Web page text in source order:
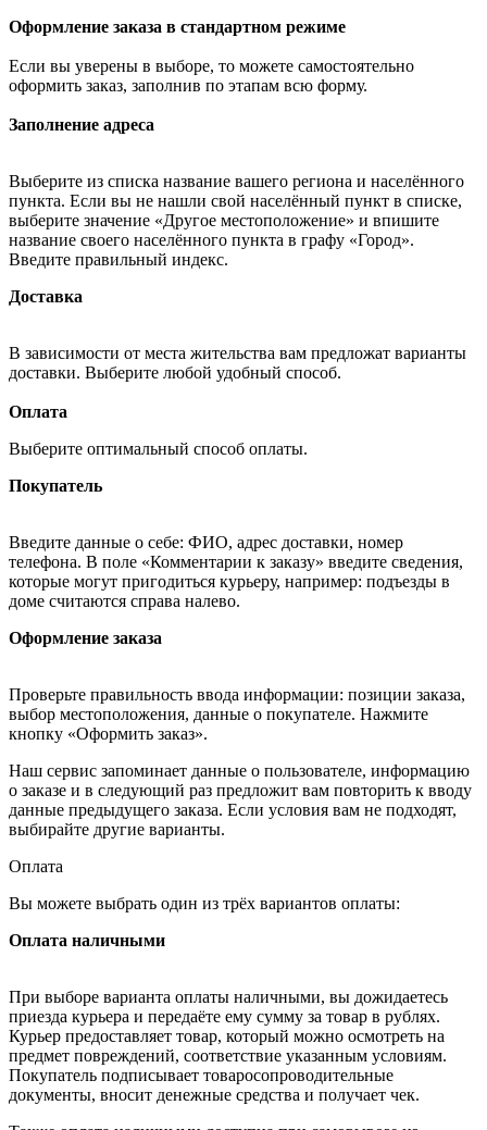
Оформление заказа в стандартном режиме
Если вы уверены в выборе, то можете самостоятельно
оформить заказ, заполнив по этапам всю форму.
Заполнение адреса
Выберите из списка название вашего региона и населённого
пункта. Если вы не нашли свой населённый пункт в списке,
выберите значение «Другое местоположение» и впишите
название своего населённого пункта в графу «Город».
Введите правильный индекс.
Доставка
В зависимости от места жительства вам предложат варианты
доставки. Выберите любой удобный способ.
Оплата
Выберите оптимальный способ оплаты.
Покупатель
Введите данные о себе: ФИО, адрес доставки, номер
телефона. В поле «Комментарии к заказу» введите сведения,
которые могут пригодиться курьеру, например: подъезды в
доме считаются справа налево.
Оформление заказа
Проверьте правильность ввода информации: позиции заказа,
выбор местоположения, данные о покупателе. Нажмите
кнопку «Оформить заказ».
Наш сервис запоминает данные о пользователе, информацию
о заказе и в следующий раз предложит вам повторить к вводу
данные предыдущего заказа. Если условия вам не подходят,
выбирайте другие варианты.
Оплата
Вы можете выбрать один из трёх вариантов оплаты:
Оплата наличными
При выборе варианта оплаты наличными, вы дожидаетесь
приезда курьера и передаёте ему сумму за товар в рублях.
Курьер предоставляет товар, который можно осмотреть на
предмет повреждений, соответствие указанным условиям.
Покупатель подписывает товаросопроводительные
документы, вносит денежные средства и получает чек.